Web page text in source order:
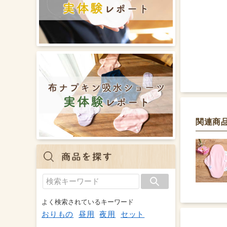
関連商
よく検索されているキーワード
おりもの 昼用 夜用 セット